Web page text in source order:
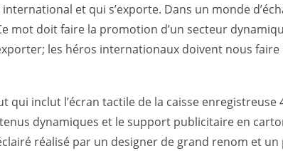
international et qui s’exporte. Dans un monde
mot doit faire la promotion d’un secteur
les héros internationaux doivent nous
qui inclut l’écran tactile de la caisse enregistreuse
dynamiques et le support publicitaire en
réalisé par un designer de grand renom et